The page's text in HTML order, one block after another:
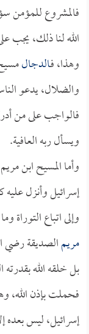
فالمشروع للمؤمن
الله لنا ذلك، يجب
وهذا، فـالدجال
والضلال، يدعو
فالواجب على من
ويسأل ربه العافية.
وأما المسيح ابن
إسرائيل وأنزل عليه
وإلى اتباع التوراة
مريمالصديقة رضي
بل خلقه الله
فحملت بإذن الله،
إسرائيل، ليس بعده